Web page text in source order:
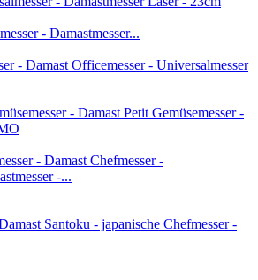
- Damastmesser...
Officemesser - Universalmesser
Petit Gemüsemesser -
Chefmesser -
-...
Santoku - japanische Chefmesser -